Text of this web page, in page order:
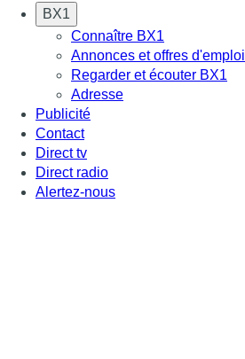
BX1
Connaître BX1
Annonces et offres d'emploi
Regarder et écouter BX1
Adresse
Publicité
Contact
Direct tv
Direct radio
Alertez-nous